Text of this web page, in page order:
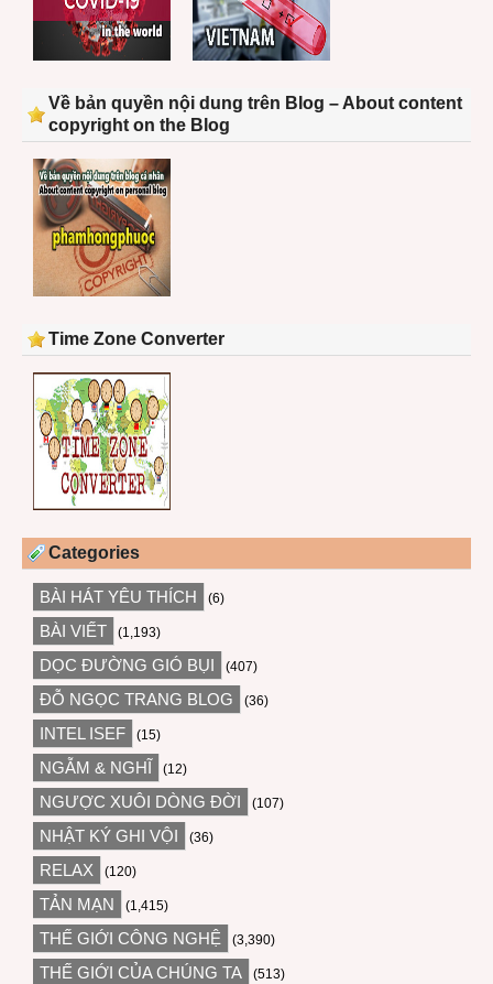
Về bản quyền nội dung trên Blog – About content
copyright on the Blog
Time Zone Converter
Categories
BÀI HÁT YÊU THÍCH (6)
BÀI VIẾT (1,193)
DỌC ĐƯỜNG GIÓ BỤI (407)
ĐỖ NGỌC TRANG BLOG (36)
INTEL ISEF (15)
NGẪM & NGHĨ (12)
NGƯỢC XUÔI DÒNG ĐỜI (107)
NHẬT KÝ GHI VỘI (36)
RELAX (120)
TẢN MẠN (1,415)
THẾ GIỚI CÔNG NGHỆ (3,390)
THẾ GIỚI CỦA CHÚNG TA (513)